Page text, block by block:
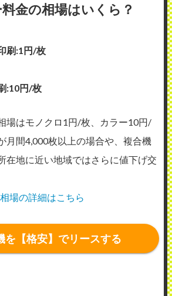
金の相場はいくら？
刷:1円/枚
:10円/枚
場はモノクロ1円/枚、カラー10円/
月間4,000枚以上の場合や、複合機
在地に近い地域ではさらに値下げ交
場の詳細はこちら
を【格安】でリースする